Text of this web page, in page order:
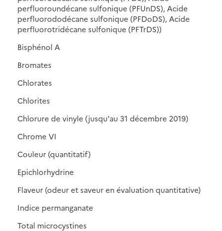
perfluoroundécane sulfonique (PFUnDS), Acide
perfluorododécane sulfonique (PFDoDS), Acide
perfluorotridécane sulfonique (PFTrDS))
Bisphénol A
Bromates
Chlorates
Chlorites
Chlorure de vinyle (jusqu'au 31 décembre 2019)
Chrome VI
Couleur (quantitatif)
Epichlorhydrine
Flaveur (odeur et saveur en évaluation quantitative)
Indice permanganate
Total microcystines